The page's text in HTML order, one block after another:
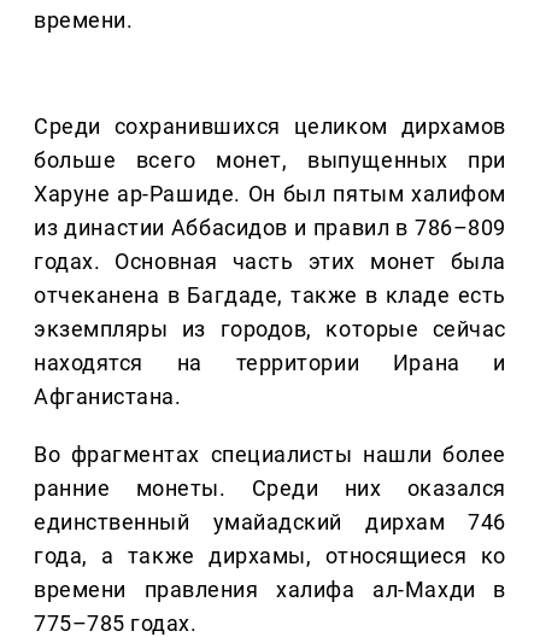
времени.
Среди сохранившихся целиком дирхамов
больше всего монет, выпущенных при
Харуне ар-Рашиде. Он был пятым халифом
из династии Аббасидов и правил в 786–809
годах. Основная часть этих монет была
отчеканена в Багдаде, также в кладе есть
экземпляры из городов, которые сейчас
находятся на территории Ирана и
Афганистана.
Во фрагментах специалисты нашли более
ранние монеты. Среди них оказался
единственный умайадский дирхам 746
года, а также дирхамы, относящиеся ко
времени правления халифа ал-Махди в
775–785 годах.